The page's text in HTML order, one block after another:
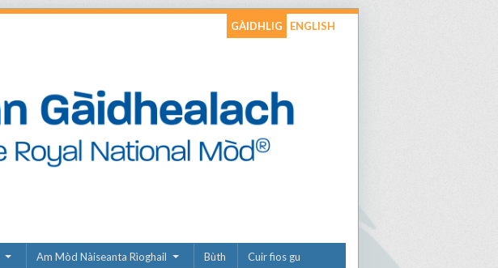
GÀIDHLIG ENGLISH
Am Mòd Nàiseanta Rìoghail Bùth Cuir fios gu